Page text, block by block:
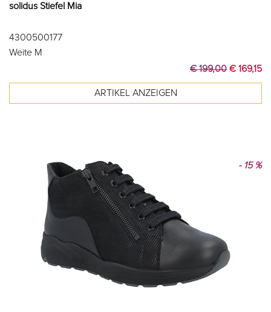
solidus Stiefel Mia
4300500177
Weite M
€ 199,00 € 169,15
- 15 %